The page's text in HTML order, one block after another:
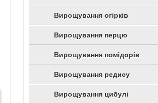
Вирощування огірків
Вирощування перцю
Вирощування помідорів
Вирощування редису
Вирощування цибулі